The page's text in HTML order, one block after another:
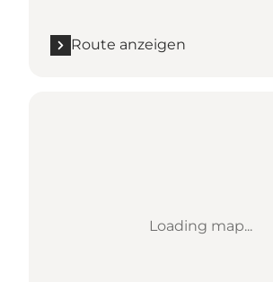
Route anzeigen
Loading map...